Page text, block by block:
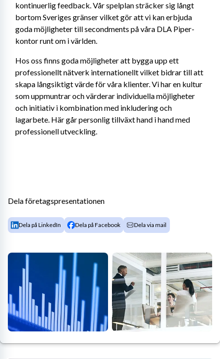
kontinuerlig feedback. Vår spelplan sträcker sig långt
bortom Sveriges gränser vilket gör att vi kan erbjuda
goda möjligheter till secondments på våra DLA Piper-
kontor runt om i världen.
Hos oss finns goda möjligheter att bygga upp ett
professionellt nätverk internationellt vilket bidrar till att
skapa långsiktigt värde för våra klienter. Vi har en kultur
som uppmuntrar och värderar individuella möjligheter
och initiativ i kombination med inkludering och
lagarbete. Här går personlig tillväxt hand i hand med
professionell utveckling.
Dela företagspresentationen
Dela på LinkedIn Dela på Facebook Dela via mail